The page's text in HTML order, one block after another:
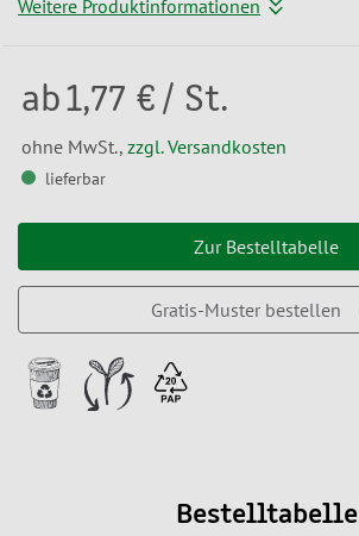
Weitere Produktinformationen
ab1,77 € / St.
ohne MwSt., zzgl. Versandkosten
lieferbar
Zur Bestelltabelle
Gratis-Muster bestellen
Bestelltabelle